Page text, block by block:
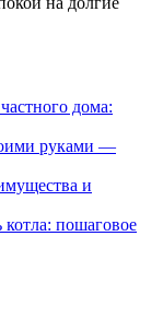
дома:
руками —
и
пошаговое